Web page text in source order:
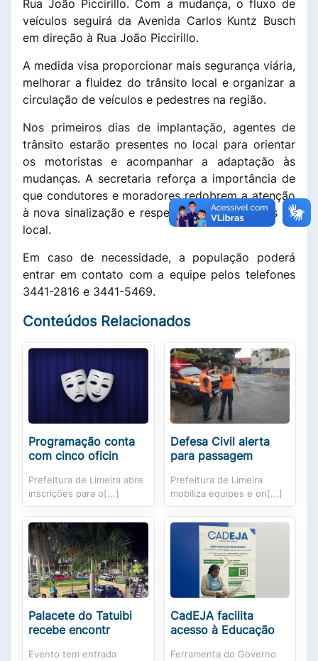
Rua João Piccirillo. Com a mudança, o fluxo de
veículos seguirá da Avenida Carlos Kuntz Busch
em direção à Rua João Piccirillo.
A medida visa proporcionar mais segurança viária,
melhorar a fluidez do trânsito local e organizar a
circulação de veículos e pedestres na região.
Nos primeiros dias de implantação, agentes de
trânsito estarão presentes no local para orientar
os motoristas e acompanhar a adaptação às
mudanças. A secretaria reforça a importância de
que condutores e moradores redobrem a atenção
à nova sinalização e respeitem as orientações no
local.
Em caso de necessidade, a população poderá
entrar em contato com a equipe pelos telefones
3441-2816 e 3441-5469.
Conteúdos Relacionados
Programação conta
com cinco oficin
Prefeitura de Limeira abre
inscrições para o[...]
Defesa Civil alerta
para passagem
Prefeitura de Limeira
mobiliza equipes e ori[...]
Palacete do Tatuibi
recebe encontr
Evento tem entrada
CadEJA facilita
acesso à Educação
Ferramenta do Governo